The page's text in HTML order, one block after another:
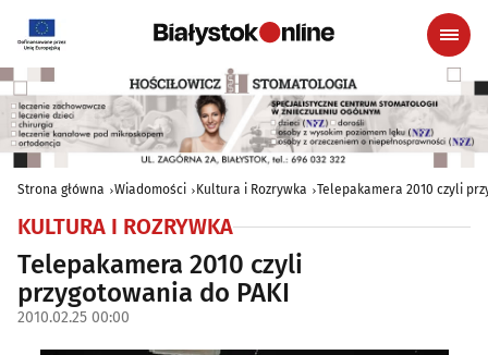
Strona główna Wiadomości Kultura i Rozrywka Telepakamera 2010 czyli
KULTURA I ROZRYWKA
Telepakamera 2010 czyli
przygotowania do PAKI
2010.02.25 00:00